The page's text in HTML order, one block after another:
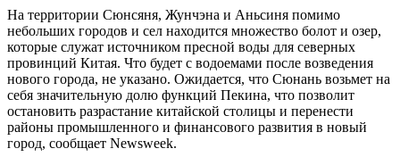
На территории Сюнсяня, Жунчэна и Аньсиня помимо
небольших городов и сел находится множество болот и озер,
которые служат источником пресной воды для северных
провинций Китая. Что будет с водоемами после возведения
нового города, не указано. Ожидается, что Сюнань возьмет на
себя значительную долю функций Пекина, что позволит
остановить разрастание китайской столицы и перенести
районы промышленного и финансового развития в новый
город, сообщает Newsweek.